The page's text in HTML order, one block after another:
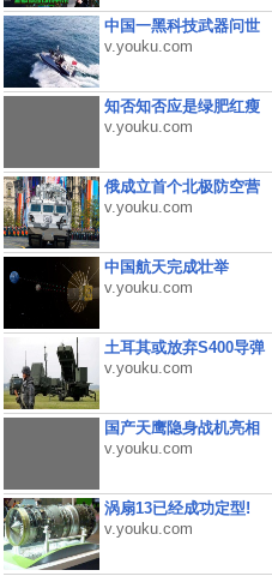
中国一黑科技武器问世
v.youku.com
知否知否应是绿肥红瘦
v.youku.com
俄成立首个北极防空营
v.youku.com
中国航天完成壮举
v.youku.com
土耳其或放弃S400导弹
v.youku.com
国产天鹰隐身战机亮相
v.youku.com
涡扇13已经成功定型!
v.youku.com